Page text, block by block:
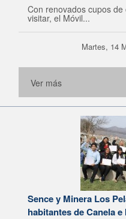
Con renovados cupos
visitar, el Móvil...
Martes, 14
Ver más
Sence y Minera Los
habitantes de Canela e